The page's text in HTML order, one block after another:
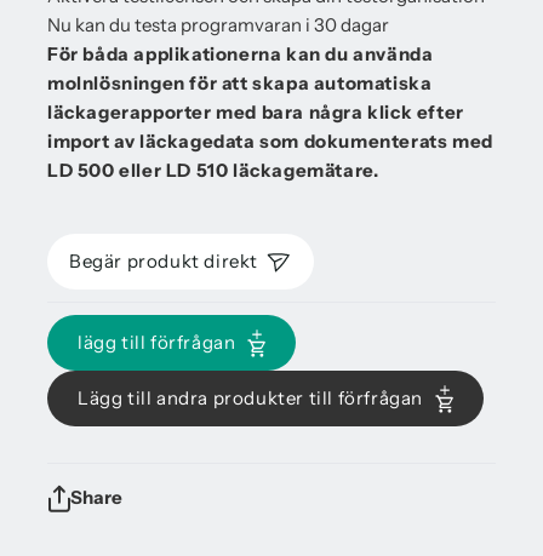
Nu kan du testa programvaran i 30 dagar
För båda applikationerna kan du använda
molnlösningen för att skapa automatiska
läckagerapporter med bara några klick efter
import av läckagedata som dokumenterats med
LD 500 eller LD 510 läckagemätare.
Begär produkt direkt
lägg till förfrågan
Lägg till andra produkter till förfrågan
Share